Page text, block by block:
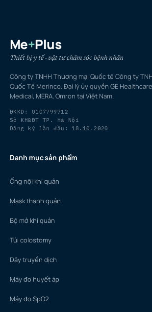
Me+Plus
Thiết bị y tế · vật tư chăm sóc bệnh nhân
Công ty TNHH Thương mại Quốc tế Công ty
Quốc Tế Merinco. Đại lý ủy quyền GE
Medical, MERA, Omron tại Việt Nam.
ĐKKD: 0107799712
Sở KH&ĐT TP. Hà Nội
Đăng ký lần đầu: 18.10.2020
Danh mục sản phẩm
Ống nội khí quản
Mask thanh quản
Bộ mở khí quản
Túi colostomy
Dây truyền dịch
Máy đo huyết áp
Máy đo SpO2